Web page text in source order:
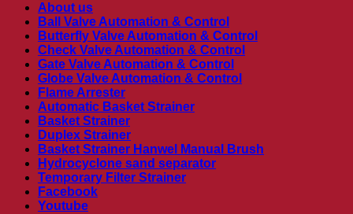
About us
Ball Valve Automation & Control
Butterfly Valve Automation & Control
Check Valve Automation & Control
Gate Valve Automation & Control
Globe Valve Automation & Control
Flame Arrester
Automatic Basket Strainer
Basket Strainer
Duplex Strainer
Basket Strainer Hanwel Manual Brush
Hydrocyclone sand separator
Temporary Filter Strainer
Facebook
Youtube